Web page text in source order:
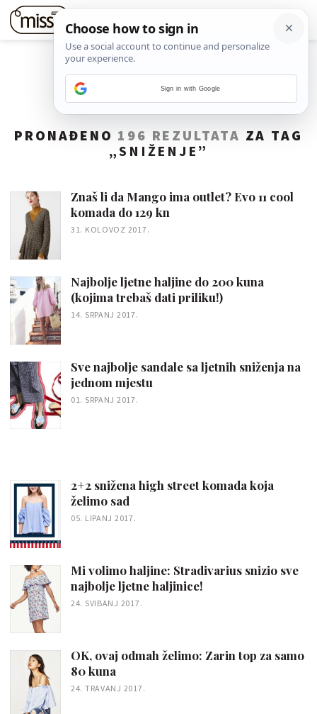
PRONAĐENO 196 REZULTATA ZA TAG
„SNIŽENJE ”
Znaš li da Mango ima outlet? Evo 11 cool
komada do 129 kn
31. KOLOVOZ 2017.
Najbolje ljetne haljine do 200 kuna
(kojima trebaš dati priliku!)
14. SRPANJ 2017.
Sve najbolje sandale sa ljetnih sniženja na
jednom mjestu
01. SRPANJ 2017.
2+2 snižena high street komada koja
želimo sad
05. LIPANJ 2017.
Mi volimo haljine: Stradivarius snizio sve
najbolje ljetne haljinice!
24. SVIBANJ 2017.
OK, ovaj odmah želimo: Zarin top za samo
80 kuna
24. TRAVANJ 2017.
Sign in with Google